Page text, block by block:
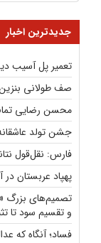
جدیدترین اخبار
تعمیر پل آسیب
صف طولانی
محسن رضایی تمام
جشن تولد
فارس: نقل‌قول
پهپاد عربستان
تصمیم‌های بزرگ
و تقسیم سود تا
فساد؛ آنگاه که